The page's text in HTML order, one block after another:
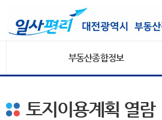
부동산종합정보
토지이용계획 열람